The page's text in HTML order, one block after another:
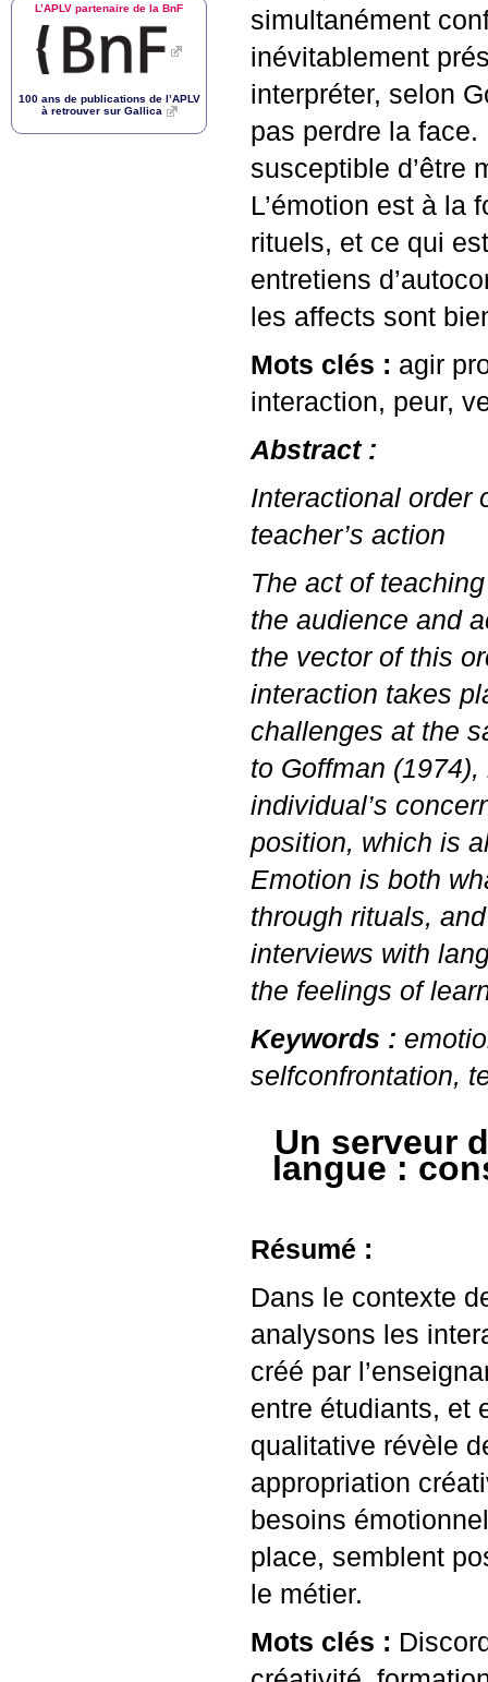
simultanément
inévitablement
interpréter, selon
pas perdre la face.
susceptible d’être
L’émotion est à la
rituels, et ce qui
entretiens
les affects sont
Mots clés : agir
interaction, peur,
Abstract :
Interactional order
teacher’s action
The act of
the audience and
the vector of this
interaction takes
challenges at the
to Goffman
individual’s
position, which is
Emotion is both
through rituals,
interviews with
the feelings of
Keywords :
selfconfrontation,
Un serveur
langue :
Résumé :
Dans le contexte
analysons les
créé par
entre étudiants, et
qualitative révèle
appropriation
besoins
place, semblent
le métier.
Mots clés :
L’APLV partenaire de la BnF
100 ans de publications de l’APLV
à retrouver sur Gallica